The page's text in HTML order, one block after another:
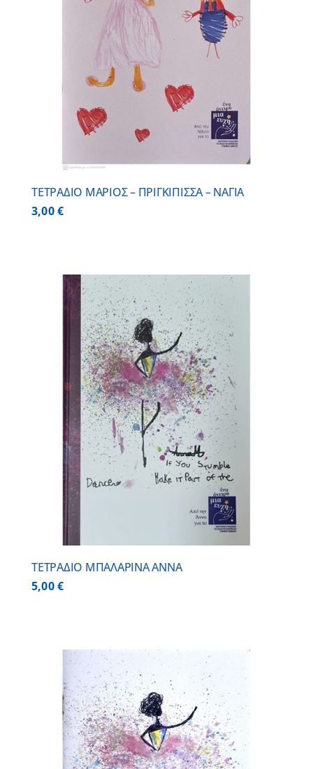
ΤΕΤΡΑΔΙΟ ΜΑΡΙΟΣ – ΠΡΙΓΚΙΠΙΣΣΑ – ΝΑΓΙΑ
3,00€
ΤΕΤΡΑΔΙΟ ΜΠΑΛΑΡΙΝΑ ΑΝΝΑ
5,00€